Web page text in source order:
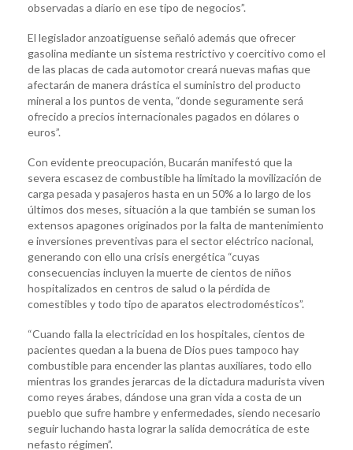
observadas a diario en ese tipo de negocios”.
El legislador anzoatiguense señaló además que ofrecer
gasolina mediante un sistema restrictivo y coercitivo como el
de las placas de cada automotor creará nuevas mafias que
afectarán de manera drástica el suministro del producto
mineral a los puntos de venta, “donde seguramente será
ofrecido a precios internacionales pagados en dólares o
euros”.
Con evidente preocupación, Bucarán manifestó que la
severa escasez de combustible ha limitado la movilización de
carga pesada y pasajeros hasta en un 50% a lo largo de los
últimos dos meses, situación a la que también se suman los
extensos apagones originados por la falta de mantenimiento
e inversiones preventivas para el sector eléctrico nacional,
generando con ello una crisis energética “cuyas
consecuencias incluyen la muerte de cientos de niños
hospitalizados en centros de salud o la pérdida de
comestibles y todo tipo de aparatos electrodomésticos”.
“Cuando falla la electricidad en los hospitales, cientos de
pacientes quedan a la buena de Dios pues tampoco hay
combustible para encender las plantas auxiliares, todo ello
mientras los grandes jerarcas de la dictadura madurista viven
como reyes árabes, dándose una gran vida a costa de un
pueblo que sufre hambre y enfermedades, siendo necesario
seguir luchando hasta lograr la salida democrática de este
nefasto régimen”.